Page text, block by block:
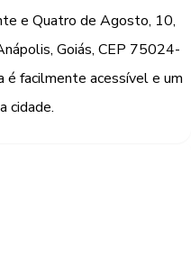
e Quatro de Agosto, 10,
Goiás, CEP 75024-
é facilmente acessível e um
cidade.